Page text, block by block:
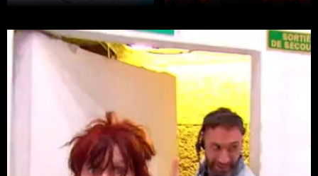
Le candidat fatigué par
d'anecdotes folles sur